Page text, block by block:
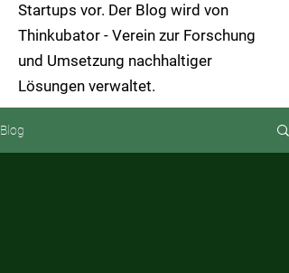
Startups vor. Der Blog wird von
Thinkubator - Verein zur Forschung
und Umsetzung nachhaltiger
Lösungen verwaltet.
Blog